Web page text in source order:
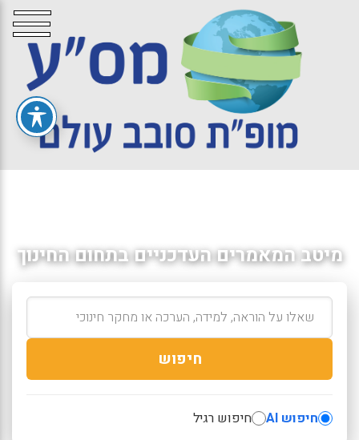
מיטב המאמרים העדכניים בתחום החינוך
חיפוש
חיפוש AI חיפוש רגיל